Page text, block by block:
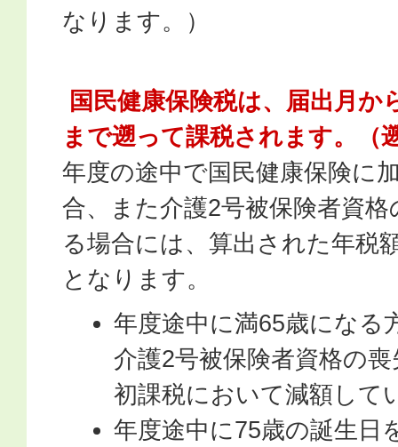
なります。）
国民健康保険税は、届出月か
まで遡って課税されます。（
年度の途中で国民健康保険に
合、また介護2号被保険者資
る場合には、算出された年税
となります。
年度途中に満65歳になる
介護2号被保険者資格の
初課税において減額して
年度途中に75歳の誕生日